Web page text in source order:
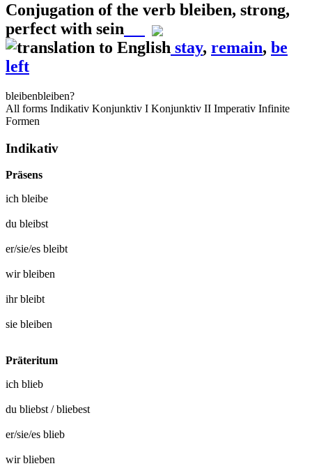
Conjugation of the verb bleiben, strong,
perfect with sein
stay, remain, be
left
bleibenbleiben?
All forms Indikativ Konjunktiv I Konjunktiv II Imperativ Infinite
Formen
Indikativ
Präsens
ich bleibe
du bleibst
er/sie/es bleibt
wirbleiben
ihrbleibt
sie bleiben
Präteritum
ich blieb
du bliebst/bliebest
er/sie/es blieb
wirblieben